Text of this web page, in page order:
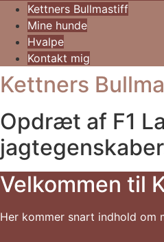
Kettners Bullmastiff
Mine hunde
Hvalpe
Kontakt mig
Kettners
Opdræt af F1
Velkommen til
Her kommer snart indhold om